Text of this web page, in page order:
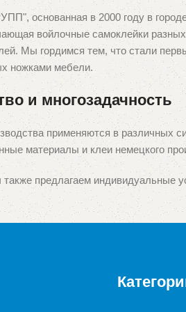
основанная в 2000 году в
войлочные самоклейки разных
Мы гордимся тем, что стали
ножками мебели.
и многозадачность
применяются в
материалы и клеи немецкого
предлагаем индивидуальные
услуги пошива чехлов и